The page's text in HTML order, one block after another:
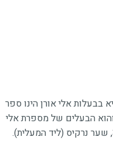
בבעלות אלי אורן הינו ספר
28 שנה בתחום, והוא הבעלים של מספרת אלי